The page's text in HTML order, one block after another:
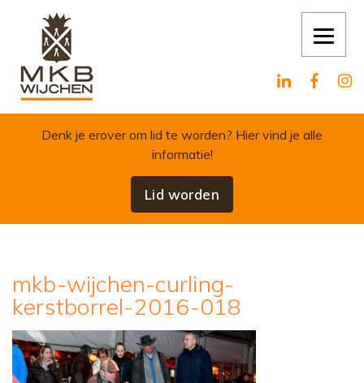
Skip to content
Denk je erover om lid te worden? Hier vind je alle
informatie!
Lid worden
mkb-wijchen-curling-
kerstborrel-2016-018